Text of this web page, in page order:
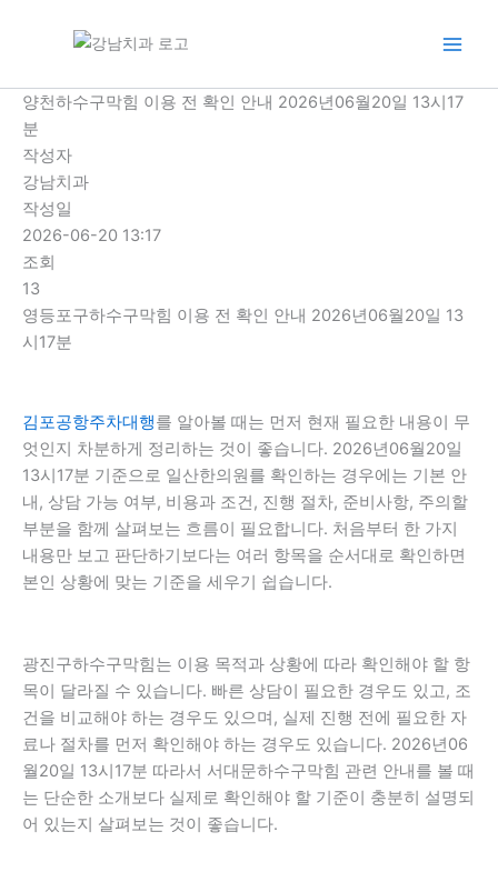
로 양천하수구막힘 이용 전 확인 안내 2026년06월20일 13시17
분
작성자
강남치과
작성일
2026-06-20 13:17
조회
13
영등포구하수구막힘 이용 전 확인 안내 2026년06월20일 13
시17분
김포공항주차대행를 알아볼 때는 먼저 현재 필요한 내용이 무
엇인지 차분하게 정리하는 것이 좋습니다. 2026년06월20일
13시17분 기준으로 일산한의원를 확인하는 경우에는 기본 안
내, 상담 가능 여부, 비용과 조건, 진행 절차, 준비사항, 주의할
부분을 함께 살펴보는 흐름이 필요합니다. 처음부터 한 가지
내용만 보고 판단하기보다는 여러 항목을 순서대로 확인하면
본인 상황에 맞는 기준을 세우기 쉽습니다.
광진구하수구막힘는 이용 목적과 상황에 따라 확인해야 할 항
목이 달라질 수 있습니다. 빠른 상담이 필요한 경우도 있고, 조
건을 비교해야 하는 경우도 있으며, 실제 진행 전에 필요한 자
료나 절차를 먼저 확인해야 하는 경우도 있습니다. 2026년06
월20일 13시17분 따라서 서대문하수구막힘 관련 안내를 볼 때
는 단순한 소개보다 실제로 확인해야 할 기준이 충분히 설명되
어 있는지 살펴보는 것이 좋습니다.